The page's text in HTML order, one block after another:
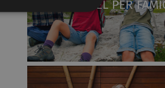
HOTEL PER